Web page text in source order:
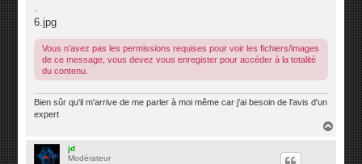
6.jpg
Vous n’avez pas les permissions requises pour voir les fichiers/images
de ce message, vous devez vous enregister pour accéder à la totalité
du contenu.
Bien sûr qu'il m'arrive de me parler à moi même car j'ai besoin de l'avis d'un
expert
jd
Modérateur